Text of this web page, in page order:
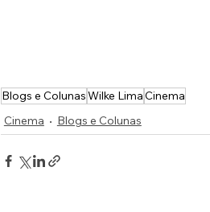
Blogs e ColunasWilke LimaCinema
Cinema
Blogs e Colunas